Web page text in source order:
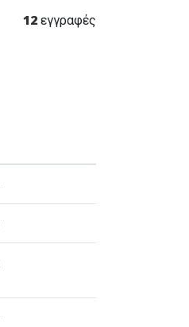
12 εγγραφές